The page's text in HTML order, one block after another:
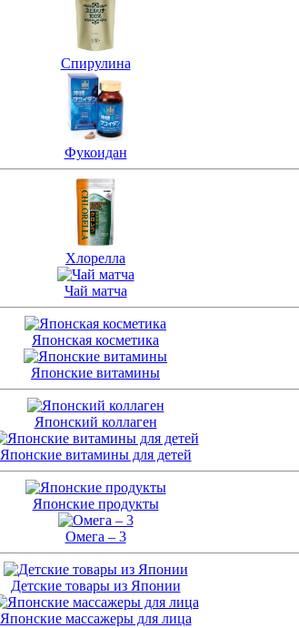
Спирулина
Фукоидан
Хлорелла
Чай матча
Японская косметика
Японские витамины
Японский коллаген
Японские витамины для детей
Японские продукты
Омега – 3
Детские товары из Японии
Японские массажеры для лица